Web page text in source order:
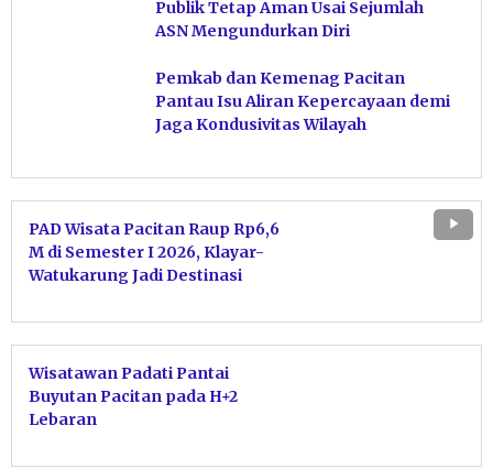
Publik Tetap Aman Usai Sejumlah
ASN Mengundurkan Diri
Pemkab dan Kemenag Pacitan
Pantau Isu Aliran Kepercayaan demi
Jaga Kondusivitas Wilayah
PAD Wisata Pacitan Raup Rp6,6
M di Semester I 2026, Klayar-
Watukarung Jadi Destinasi
Wisatawan Padati Pantai
Buyutan Pacitan pada H+2
Lebaran